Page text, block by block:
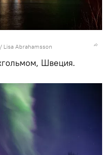
Lisa Abrahamsson
Швеция.